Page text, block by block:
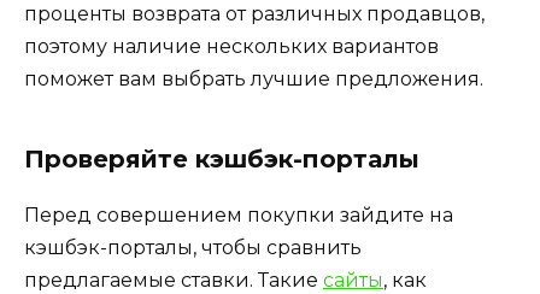
проценты возврата от различных продавцов,
поэтому наличие нескольких вариантов
поможет вам выбрать лучшие предложения.
Проверяйте кэшбэк-порталы
Перед совершением покупки зайдите на
кэшбэк-порталы, чтобы сравнить
предлагаемые ставки. Такие сайты, как